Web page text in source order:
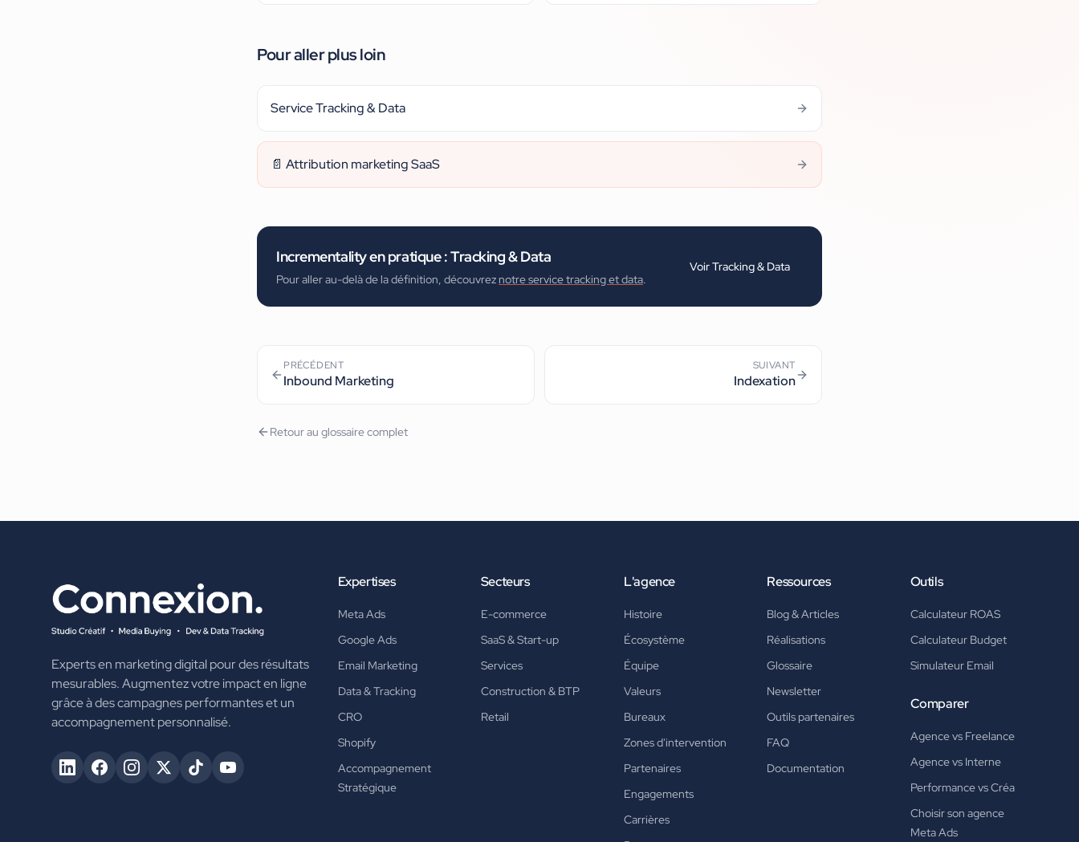
Pour aller plus loin
Service Tracking & Data
📄 Attribution marketing SaaS
Incrementalityen pratique :Tracking & Data
Pour aller au-delà de la définition, découvrez notre service tracking et data.
VoirTracking & Data
PRÉCÉDENT
Inbound Marketing
SUIVANT
Indexation
Retour au glossaire complet
Experts en marketing digital pour des résultats
mesurables. Augmentez votre impact en ligne
grâce à des campagnes performantes et un
accompagnement personnalisé.
Expertises
Meta Ads
Google Ads
Email Marketing
Data & Tracking
CRO
Shopify
Accompagnement
Stratégique
Secteurs
E-commerce
SaaS & Start-up
Services
Construction & BTP
Retail
L'agence
Histoire
Écosystème
Équipe
Valeurs
Bureaux
Zones d'intervention
Partenaires
Engagements
Carrières
Ressources
Blog & Articles
Réalisations
Glossaire
Newsletter
Outils partenaires
FAQ
Documentation
Outils
Calculateur ROAS
Calculateur Budget
Simulateur Email
Comparer
Agence vs Freelance
Agence vs Interne
Performance vs Créa
Choisir son agence
Meta Ads